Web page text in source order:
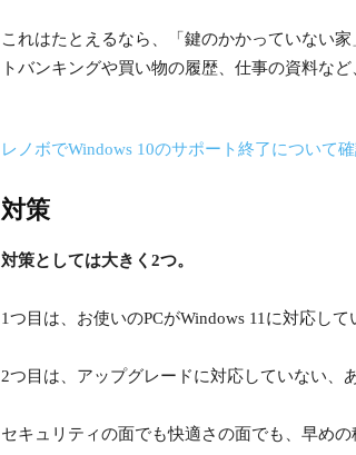
これはたとえるなら、「鍵のかかっていない
トバンキングや買い物の履歴、仕事の資料な
レノボでWindows 10のサポート終了について
対策
対策としては大きく2つ。
1つ目は、お使いのPCがWindows 11に対応して
2つ目は、アップグレードに対応していない、
セキュリティの面でも快適さの面でも、早めの